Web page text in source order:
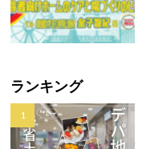
ランキング